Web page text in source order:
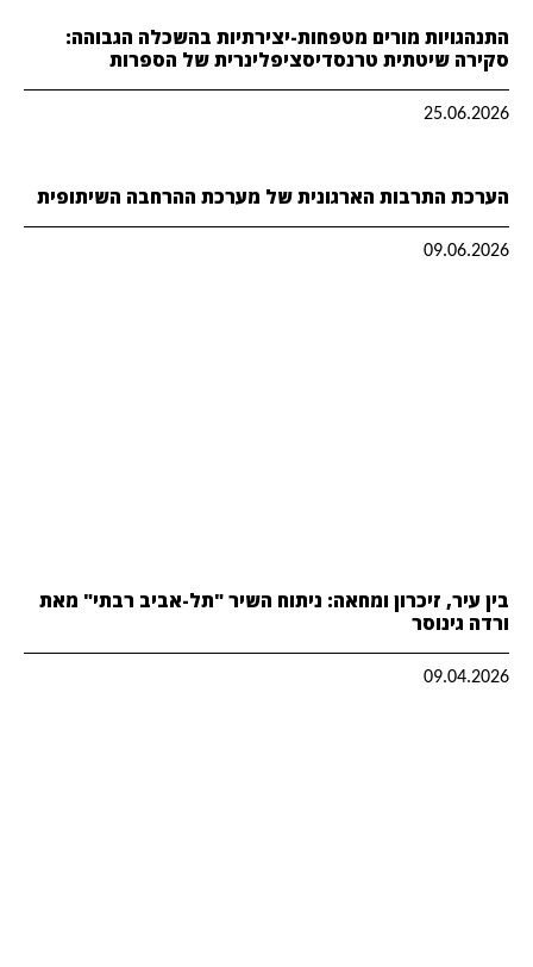
התנהגויות מורים מטפחות-יצירתיות בהשכלה הגבוהה:
סקירה שיטתית טרנסדיסציפלינרית של הספרות
25.06.2026
הערכת התרבות הארגונית של מערכת ההרחבה השיתופית
09.06.2026
בין עיר, זיכרון ומחאה: ניתוח השיר "תל-אביב רבתי" מאת
ורדה גינוסר
09.04.2026